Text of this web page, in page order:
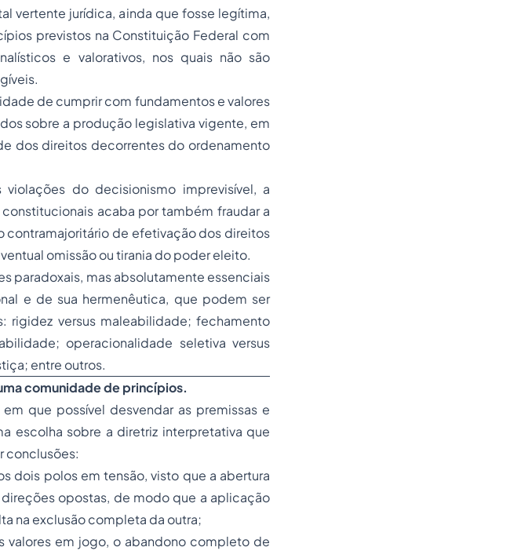
vertente jurídica, ainda que fosse legítima,
previstos na Constituição Federal com
e valorativos, nos quais não são
de cumprir com fundamentos e valores
sobre a produção legislativa vigente, em
dos direitos decorrentes do ordenamento
do decisionismo imprevisível, a
acaba por também fraudar a
contramajoritário de efetivação dos direitos
omissão ou tirania do poder eleito.
paradoxais, mas absolutamente essenciais
e de sua hermenêutica, que podem ser
rigidez versusmaleabilidade; fechamento
operacionalidade seletivaversus
entre outros.
comunidade de princípios.
que possível desvendar as premissas e
escolha sobre a diretriz interpretativa que
conclusões:
dois polos em tensão, visto que a abertura
opostas, de modo que a aplicação
na exclusão completa da outra;
valores em jogo, o abandono completo de